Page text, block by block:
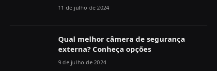
11 de julho de 2024
Qual melhor câmera de segurança
externa? Conheça opções
9 de julho de 2024